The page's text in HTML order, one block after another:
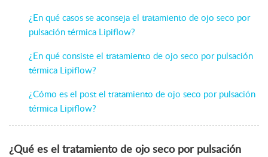
¿En qué casos se aconseja el tratamiento de ojo seco por
pulsación térmica Lipiflow?
¿En qué consiste el tratamiento de ojo seco por pulsación
térmica Lipiflow?
¿Cómo es el post el tratamiento de ojo seco por pulsación
térmica Lipiflow?
¿Qué es el tratamiento de ojo seco por pulsación